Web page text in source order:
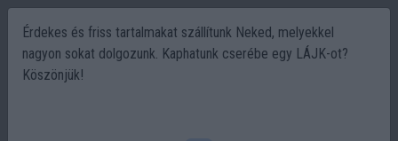
Érdekes és friss tartalmakat szállítunk Neked, melyekkel
nagyon sokat dolgozunk. Kaphatunk cserébe egy LÁJK-ot?
Köszönjük!